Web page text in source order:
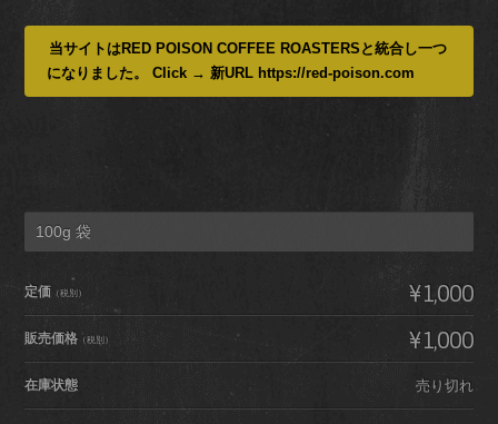
当サイトはRED POISON COFFEE ROASTERSと統合し一つ
になりました。 Click → 新URL https://red-poison.com
100g 袋
定価 （税別） ¥1,000
販売価格 （税別） ¥1,000
在庫状態 売り切れ